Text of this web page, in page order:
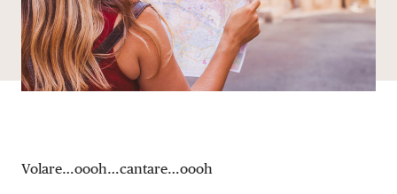
Volare…oooh…cantare…oooh